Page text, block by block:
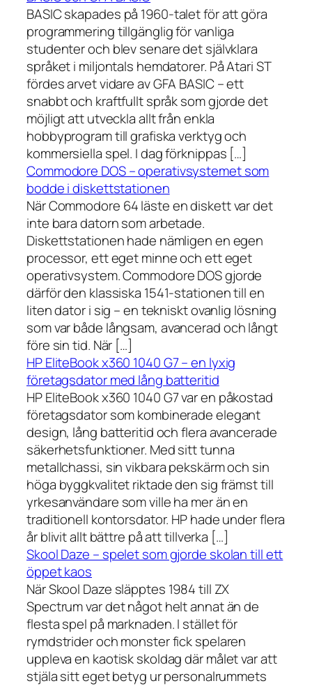
BASIC skapades på 1960-talet för att göra
programmering tillgänglig för vanliga
studenter och blev senare det självklara
språket i miljontals hemdatorer. På Atari ST
fördes arvet vidare av GFA BASIC – ett
snabbt och kraftfullt språk som gjorde det
möjligt att utveckla allt från enkla
hobbyprogram till grafiska verktyg och
kommersiella spel. I dag förknippas […]
Commodore DOS – operativsystemet som
bodde i diskettstationen
När Commodore 64 läste en diskett var det
inte bara datorn som arbetade.
Diskettstationen hade nämligen en egen
processor, ett eget minne och ett eget
operativsystem. Commodore DOS gjorde
därför den klassiska 1541-stationen till en
liten dator i sig – en tekniskt ovanlig lösning
som var både långsam, avancerad och långt
före sin tid. När […]
HP EliteBook x360 1040 G7 – en lyxig
företagsdator med lång batteritid
HP EliteBook x360 1040 G7 var en påkostad
företagsdator som kombinerade elegant
design, lång batteritid och flera avancerade
säkerhetsfunktioner. Med sitt tunna
metallchassi, sin vikbara pekskärm och sin
höga byggkvalitet riktade den sig främst till
yrkesanvändare som ville ha mer än en
traditionell kontorsdator. HP hade under flera
år blivit allt bättre på att tillverka […]
Skool Daze – spelet som gjorde skolan till ett
öppet kaos
När Skool Daze släpptes 1984 till ZX
Spectrum var det något helt annat än de
flesta spel på marknaden. I stället för
rymdstrider och monster fick spelaren
uppleva en kaotisk skoldag där målet var att
stjäla sitt eget betyg ur personalrummets